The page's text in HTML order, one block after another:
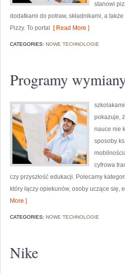
stanowi
dodatkami do potraw, składnikami, a
Pizzy. To portal
[ Read More ]
CATEGORIES: NOWE TECHNOLOGIE
Programy
pokazuje,
nauce nie
sposoby
cyfrowa
czy przyszłość edukacji. Polecamy
który łączy opiekunów, osoby uczące
More ]
CATEGORIES: NOWE TECHNOLOGIE
Nike